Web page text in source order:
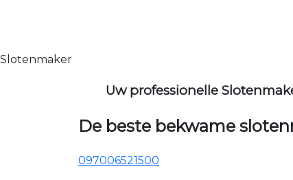
Slotenmaker
Uw professionelle
De beste bekwame
097006521500